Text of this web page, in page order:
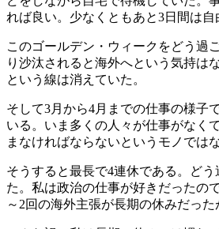
れば良い。少なくともあと3日間は自
このゴールデン・ウィークをどう過
り沙汰されると海外へという気持は
という線は消えていた。
そして3月から4月までの仕事の様子
いる。いま多くの人々が仕事がなく
まなければならないというモノでは
そうすると最長で4連休である。ど
た。私は政治の仕事が好きだったの
～2回の海外主張が長期の休みだっ